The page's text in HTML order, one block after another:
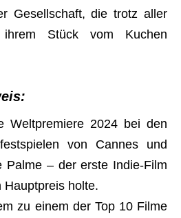
Gesellschaft, die trotz aller
ihrem Stück vom Kuchen
Weltpremiere 2024 bei den
von Cannes und
Palme – der erste Indie-Film
holte.
zu einem der Top 10 Filme